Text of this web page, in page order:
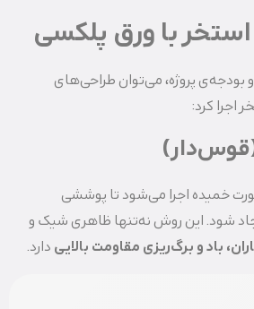
با ورق پلکسی
بودجه‌ی پروژه، می‌توان طراحی‌های
اجرا کرد:
خمیده اجرا می‌شود تا پوششی
شود. این روش نه‌تنها ظاهری شیک و
باد و برگ‌ریزی مقاومت بالایی دارد.